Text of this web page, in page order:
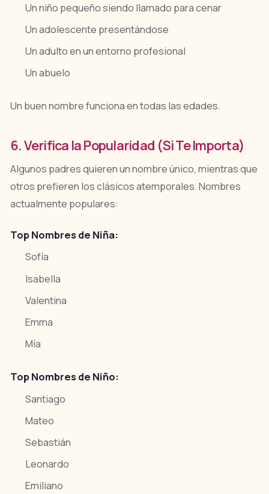
Un niño pequeño siendo llamado para cenar
Un adolescente presentándose
Un adulto en un entorno profesional
Un abuelo
Un buen nombre funciona en todas las edades.
6. Verifica la Popularidad (Si Te Importa)
Algunos padres quieren un nombre único, mientras que
otros prefieren los clásicos atemporales. Nombres
actualmente populares:
Top Nombres de Niña:
Sofía
Isabella
Valentina
Emma
Mía
Top Nombres de Niño:
Santiago
Mateo
Sebastián
Leonardo
Emiliano